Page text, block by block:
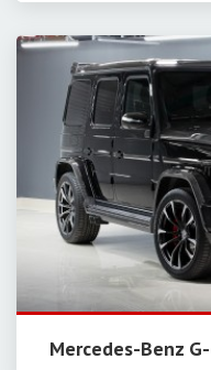
Mercedes-Benz